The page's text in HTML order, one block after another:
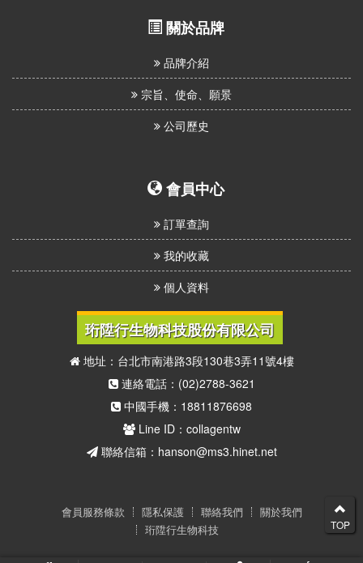
關於品牌
品牌介紹
宗旨、使命、願景
公司歷史
會員中心
訂單查詢
我的收藏
個人資料
珩陞行生物科技股份有限公司
地址：台北市南港路3段130巷3弄11號4樓
連絡電話：(02)2788-3621
中國手機：18811876698
Line ID：collagentw
聯絡信箱：hanson@ms3.hinet.net
會員服務條款 隱私保護 聯絡我們
關於我們
珩陞行生物科技
TOP